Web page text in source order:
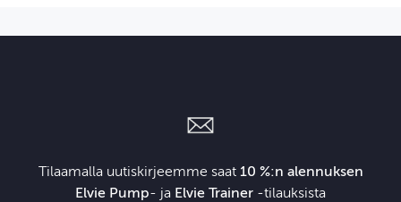
Tilaamalla uutiskirjeemme saat 10 %:n alennuksen
Elvie Pump- ja Elvie Trainer ‑tilauksista